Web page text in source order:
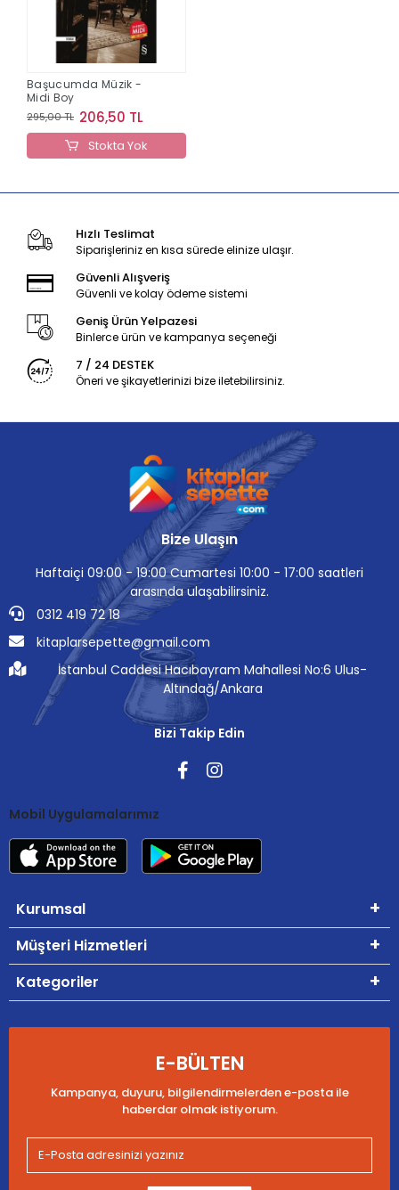
Başucumda Müzik -
Midi Boy
295,00 TL 206,50 TL
Stokta Yok
Hızlı Teslimat
Siparişleriniz en kısa sürede elinize ulaşır.
Güvenli Alışveriş
Güvenli ve kolay ödeme sistemi
Geniş Ürün Yelpazesi
Binlerce ürün ve kampanya seçeneği
7 / 24 DESTEK
Öneri ve şikayetlerinizi bize iletebilirsiniz.
Bize Ulaşın
Haftaiçi 09:00 - 19:00 Cumartesi 10:00 - 17:00 saatleri
arasında ulaşabilirsiniz.
0312 419 72 18
kitaplarsepette@gmail.com
İstanbul Caddesi Hacıbayram Mahallesi No:6 Ulus-
Altındağ/Ankara
Bizi Takip Edin
Mobil Uygulamalarımız
Kurumsal
Müşteri Hizmetleri
Kategoriler
E-BÜLTEN
Kampanya, duyuru, bilgilendirmelerden e-posta ile
haberdar olmak istiyorum.